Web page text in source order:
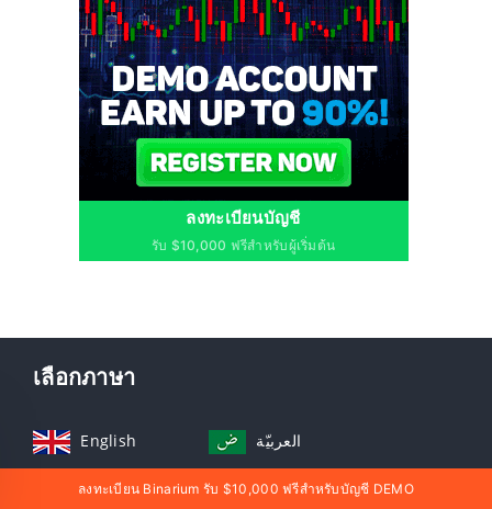
ลงทะเบียนบัญชี
รับ $10,000 ฟรีสำหรับผู้เริ่มต้น
เลือกภาษา
English العربيّة
Indonesia ไทย
ลงทะเบียน Binarium รับ $10,000 ฟรีสำหรับบัญชี DEMO